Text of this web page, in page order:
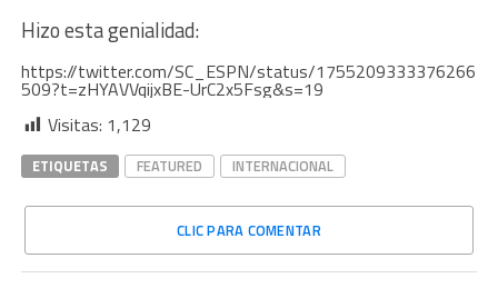
Hizo esta genialidad:
https://twitter.com/SC_ESPN/status/1755209333376266
509?t=zHYAVVqijxBE-UrC2x5Fsg&s=19
Visitas: 1,129
ETIQUETAS FEATURED INTERNACIONAL
CLIC PARA COMENTAR